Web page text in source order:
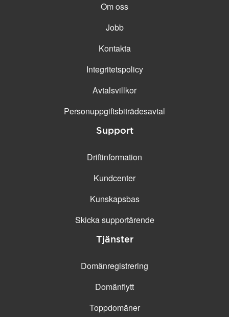
Om oss
Jobb
Kontakta
Integritetspolicy
Avtalsvillkor
Personuppgifts­biträdesavtal
Support
Driftinformation
Kundcenter
Kunskapsbas
Skicka supportärende
Tjänster
Domänregistrering
Domänflytt
Toppdomäner